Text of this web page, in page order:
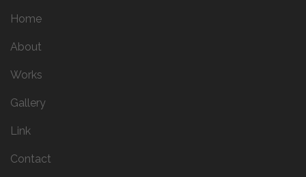
Home
About
Works
Gallery
Link
Contact